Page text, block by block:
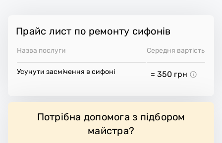
Прайс лист по ремонту сифонів
Назва послуги Середня вартість
Усунути засмічення в сифоні ≈ 350 грн
Потрібна допомога з підбором
майстра?